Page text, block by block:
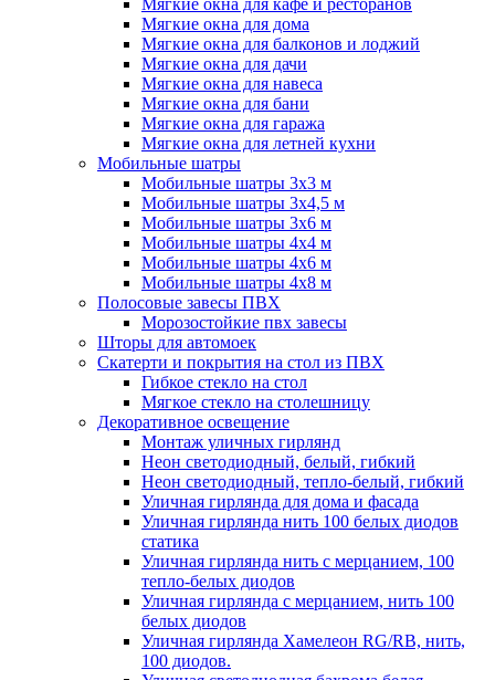
Мягкие окна для кафе и ресторанов
Мягкие окна для дома
Мягкие окна для балконов и лоджий
Мягкие окна для дачи
Мягкие окна для навеса
Мягкие окна для бани
Мягкие окна для гаража
Мягкие окна для летней кухни
Мобильные шатры
Мобильные шатры 3х3 м
Мобильные шатры 3х4,5 м
Мобильные шатры 3х6 м
Мобильные шатры 4х4 м
Мобильные шатры 4х6 м
Мобильные шатры 4х8 м
Полосовые завесы ПВХ
Морозостойкие пвх завесы
Шторы для автомоек
Скатерти и покрытия на стол из ПВХ
Гибкое стекло на стол
Мягкое стекло на столешницу
Декоративное освещение
Монтаж уличных гирлянд
Неон светодиодный, белый, гибкий
Неон светодиодный, тепло-белый, гибкий
Уличная гирлянда для дома и фасада
Уличная гирлянда нить 100 белых диодов
статика
Уличная гирлянда нить с мерцанием, 100
тепло-белых диодов
Уличная гирлянда с мерцанием, нить 100
белых диодов
Уличная гирлянда Хамелеон RG/RB, нить,
100 диодов.